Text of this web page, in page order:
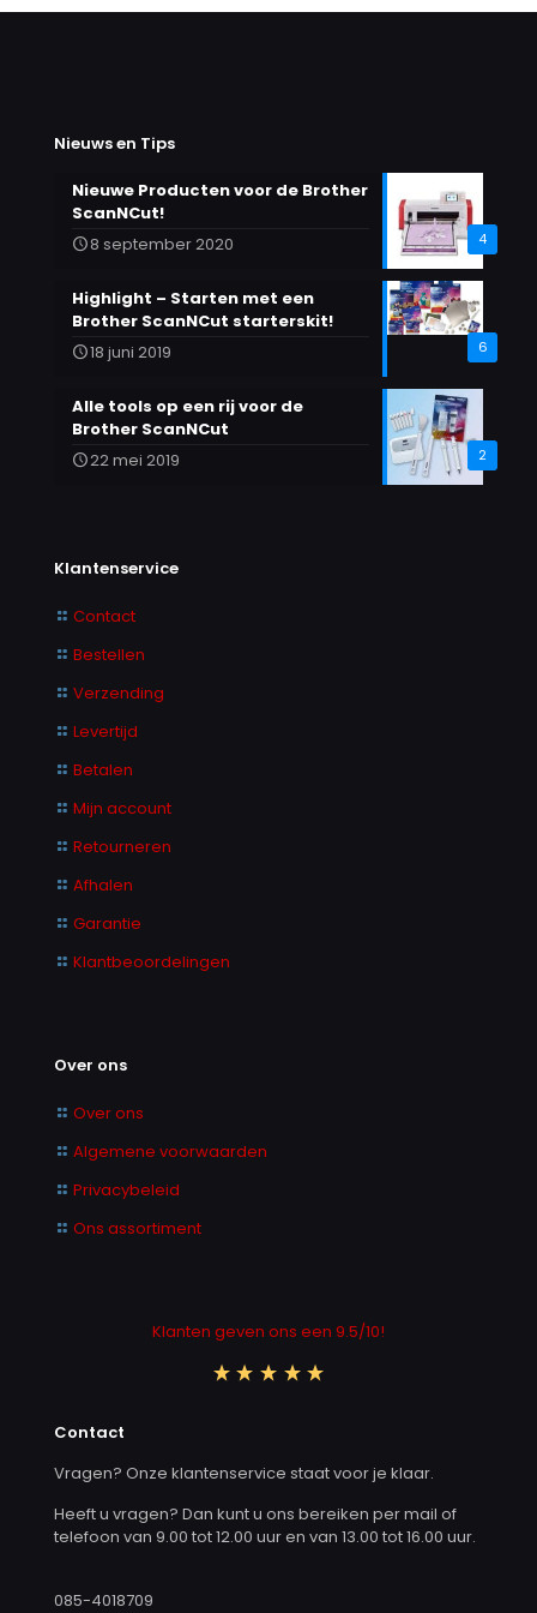
meerdere
gekozen
worden
productpagina
Nieuws en Tips
4
Nieuwe Producten voor de Brother
ScanNCut!
8 september 2020
6
Highlight – Starten met een
Brother ScanNCut starterskit!
18 juni 2019
2
Alle tools op een rij voor de
Brother ScanNCut
22 mei 2019
Klantenservice
Contact
Bestellen
Verzending
Levertijd
Betalen
Mijn account
Retourneren
Afhalen
Garantie
Klantbeoordelingen
Over ons
Over ons
Algemene voorwaarden
Privacybeleid
Ons assortiment
Klanten geven ons een 9.5/10!
Contact
Vragen? Onze klantenservice staat voor je klaar.
Heeft u vragen? Dan kunt u ons bereiken per mail of
telefoon van 9.00 tot 12.00 uur en van 13.00 tot 16.00 uur.
085-4018709